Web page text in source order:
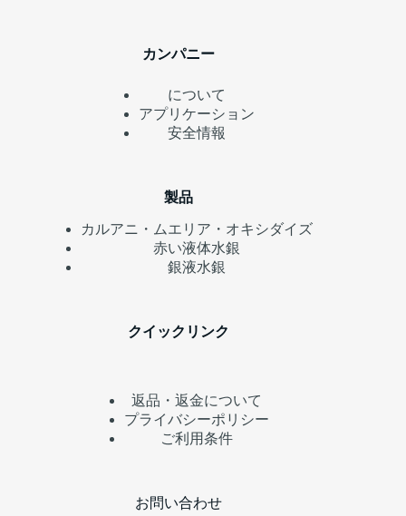
カンパニー
について
アプリケーション
安全情報
製品
カルアニ・ムエリア・オキシダイズ
赤い液体水銀
銀液水銀
クイックリンク
返品・返金について
プライバシーポリシー
ご利用条件
お問い合わせ